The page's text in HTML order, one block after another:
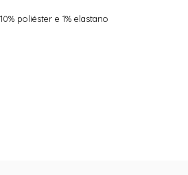
poliéster e 1% elastano